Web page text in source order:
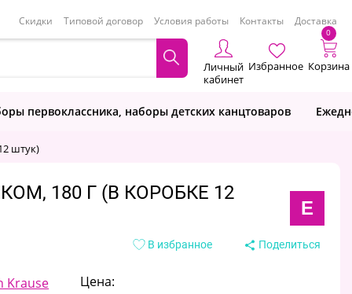
Скидки Типовой договор Условия работы Контакты Доставка
Личный
кабинет
Избранное
0
Корзина
первоклассника, наборы детских канцтоваров
штук)
180 Г (В КОРОБКЕ 12
E
В избранное Поделиться
Krause
Цена: